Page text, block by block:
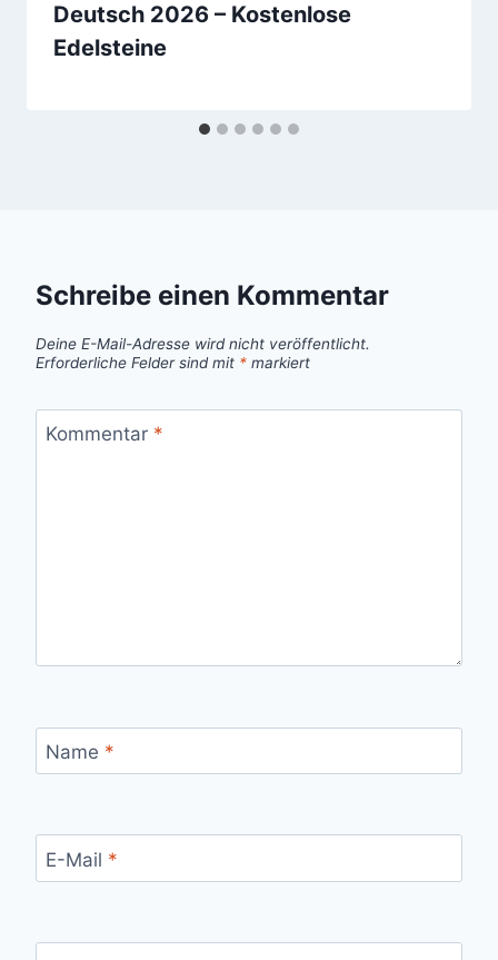
Deutsch 2026 – Kostenlose
Edelsteine
Schreibe einen Kommentar
Deine E-Mail-Adresse wird nicht veröffentlicht.
Erforderliche Felder sind mit * markiert
Kommentar *
Name *
E-Mail *